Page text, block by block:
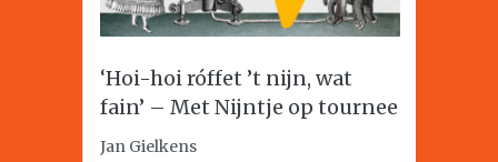
‘Hoi-hoi róffet ’t nijn, wat
fain’ – Met Nijntje op tournee
Jan Gielkens